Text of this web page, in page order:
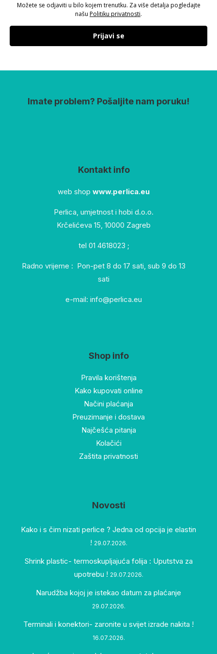
Možete se odjaviti u bilo kojem trenutku. Za više detalja pogledajte
našu Politiku privatnosti.
Prijavi se
Imate problem? Pošaljite nam poruku!
Kontakt info
web shop www.perlica.eu
Perlica, umjetnost i hobi d.o.o.
Krčelićeva 15, 10000 Zagreb
tel 01 4618023 ;
Radno vrijeme : Pon-pet 8 do 17 sati, sub 9 do 13
sati
e-mail: info@perlica.eu
Shop info
Pravila korištenja
Kako kupovati online
Načini plaćanja
Preuzimanje i dostava
Najčešća pitanja
Kolačići
Zaštita privatnosti
Novosti
Kako i s čim nizati perlice ? Jedna od opcija je elastin
! 29.07.2026.
Shrink plastic- termoskupljajuća folija : Uputstva za
upotrebu ! 29.07.2026.
Narudžba kojoj je istekao datum za plaćanje
29.07.2026.
Terminali i konektori- zaronite u svijet izrade nakita !
16.07.2026.